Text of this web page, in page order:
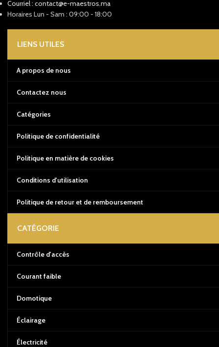
Courriel : contact@e-maestros.ma
Horaires Lun - Sam : 09:00 - 18:00
LIENS UTILES
A propos de nous
Contactez nous
Catégories
Politique de confidentialité
Politique en matière de cookies
Conditions d'utilisation
Politique de retour et de remboursement
CATÉGORIE
Contrôle d'accès
Courant faible
Domotique
Éclairage
Électricité